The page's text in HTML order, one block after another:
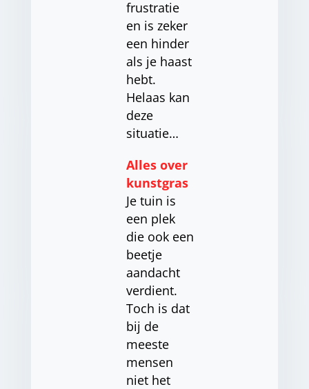
frustratie
en is zeker
een hinder
als je haast
hebt.
Helaas kan
deze
situatie…
Alles over
kunstgras
Je tuin is
een plek
die ook een
beetje
aandacht
verdient.
Toch is dat
bij de
meeste
mensen
niet het